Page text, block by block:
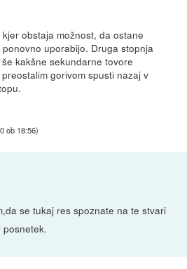
obstaja možnost, da ostane
uporabijo. Druga stopnja
kakšne sekundarne tovore
gorivom spusti nazaj v
ob 18:56)
se tukaj res spoznate na te stvari